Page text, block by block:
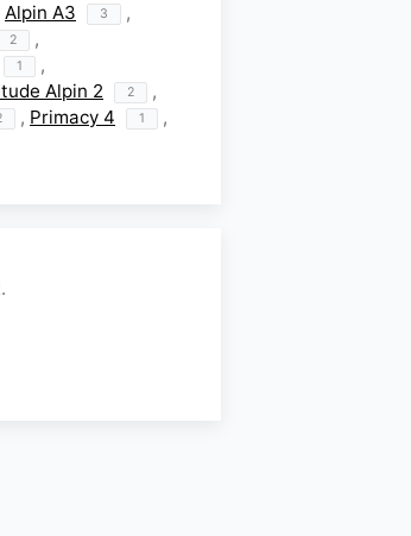
Alpin A3 3
,
2
,
1
,
Alpin 2 2
,
, Primacy 4 1
,